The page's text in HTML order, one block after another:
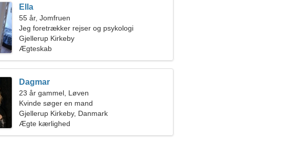
Ella
55 år, Jomfruen
Jeg foretrækker rejser og psykologi
Gjellerup Kirkeby
Ægteskab
Dagmar
23 år gammel, Løven
Kvinde søger en mand
Gjellerup Kirkeby, Danmark
Ægte kærlighed